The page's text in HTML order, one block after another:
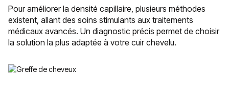
Pour améliorer la densité capillaire, plusieurs méthodes
existent, allant des soins stimulants aux traitements
médicaux avancés. Un diagnostic précis permet de choisir
la solution la plus adaptée à votre cuir chevelu.